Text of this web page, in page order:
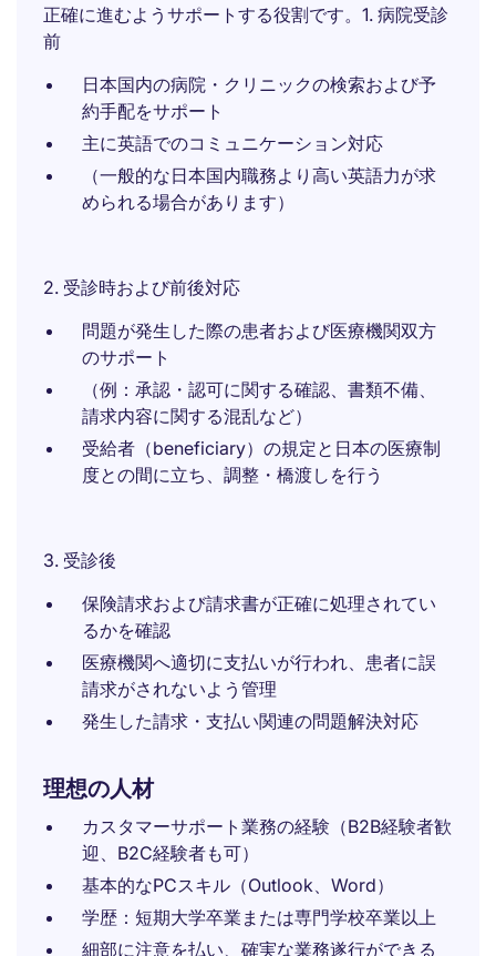
正確に進むようサポートする役割です。1. 病院受診
前
日本国内の病院・クリニックの検索および予
約手配をサポート
主に英語でのコミュニケーション対応
（一般的な日本国内職務より高い英語力が求
められる場合があります）
2. 受診時および前後対応
問題が発生した際の患者および医療機関双方
のサポート
（例：承認・認可に関する確認、書類不備、
請求内容に関する混乱など）
受給者（beneficiary）の規定と日本の医療制
度との間に立ち、調整・橋渡しを行う
3. 受診後
保険請求および請求書が正確に処理されてい
るかを確認
医療機関へ適切に支払いが行われ、患者に誤
請求がされないよう管理
発生した請求・支払い関連の問題解決対応
理想の人材
カスタマーサポート業務の経験（B2B経験者歓
迎、B2C経験者も可）
基本的なPCスキル（Outlook、Word）
学歴：短期大学卒業または専門学校卒業以上
細部に注意を払い、確実な業務遂行ができる